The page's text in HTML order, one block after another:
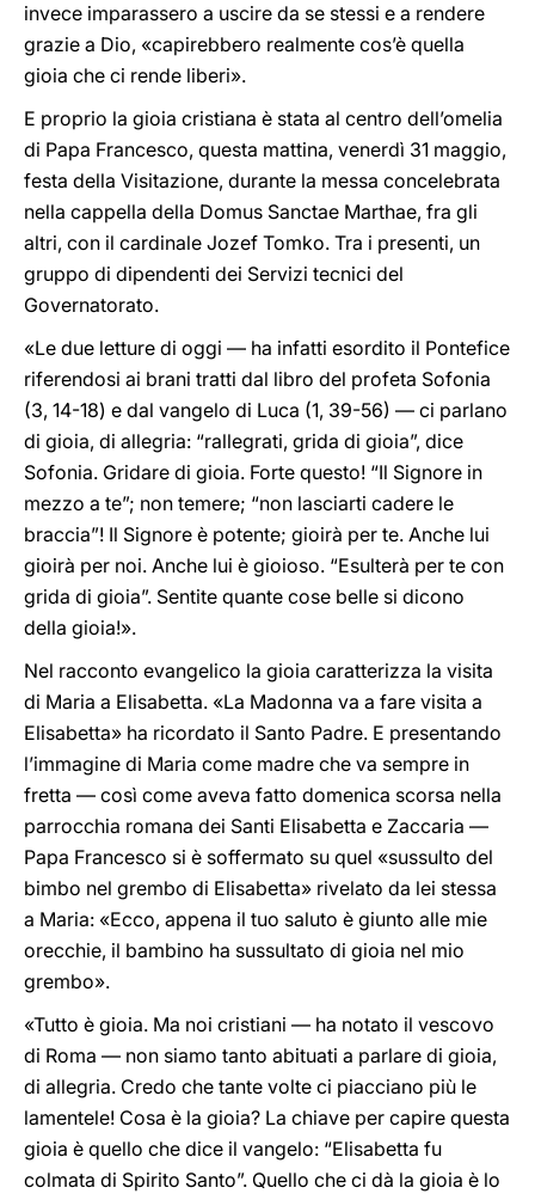
invece imparassero a uscire da se stessi e a rendere
grazie a Dio, «capirebbero realmente cos’è quella
gioia che ci rende liberi».
E proprio la gioia cristiana è stata al centro dell’omelia
di Papa Francesco, questa mattina, venerdì 31 maggio,
festa della Visitazione, durante la messa concelebrata
nella cappella della Domus Sanctae Marthae, fra gli
altri, con il cardinale Jozef Tomko. Tra i presenti, un
gruppo di dipendenti dei Servizi tecnici del
Governatorato.
«Le due letture di oggi — ha infatti esordito il Pontefice
riferendosi ai brani tratti dal libro del profeta Sofonia
(3, 14-18) e dal vangelo di Luca (1, 39-56) — ci parlano
di gioia, di allegria: “rallegrati, grida di gioia”, dice
Sofonia. Gridare di gioia. Forte questo! “Il Signore in
mezzo a te”; non temere; “non lasciarti cadere le
braccia”! Il Signore è potente; gioirà per te. Anche lui
gioirà per noi. Anche lui è gioioso. “Esulterà per te con
grida di gioia”. Sentite quante cose belle si dicono
della gioia!».
Nel racconto evangelico la gioia caratterizza la visita
di Maria a Elisabetta. «La Madonna va a fare visita a
Elisabetta» ha ricordato il Santo Padre. E presentando
l’immagine di Maria come madre che va sempre in
fretta — così come aveva fatto domenica scorsa nella
parrocchia romana dei Santi Elisabetta e Zaccaria —
Papa Francesco si è soffermato su quel «sussulto del
bimbo nel grembo di Elisabetta» rivelato da lei stessa
a Maria: «Ecco, appena il tuo saluto è giunto alle mie
orecchie, il bambino ha sussultato di gioia nel mio
grembo».
«Tutto è gioia. Ma noi cristiani — ha notato il vescovo
di Roma — non siamo tanto abituati a parlare di gioia,
di allegria. Credo che tante volte ci piacciano più le
lamentele! Cosa è la gioia? La chiave per capire questa
gioia è quello che dice il vangelo: “Elisabetta fu
colmata di Spirito Santo”. Quello che ci dà la gioia è lo